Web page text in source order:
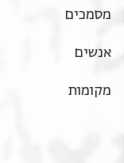
מסמכים
אנשים
מקומות